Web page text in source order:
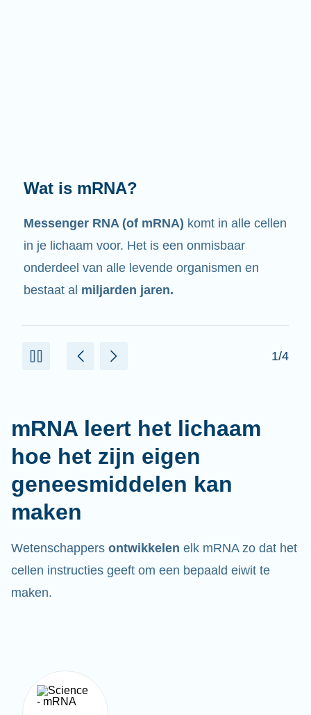
Wat doet het?
Zoals de naam al zegt, is mRNA een
boodschapper.Het heeft een wisselwerking
met andere celonderdelen die helpen om
eiwitten te maken.
2/4
mRNA leert het lichaam
hoe het zijn eigen
geneesmiddelen kan
maken
Wetenschappers ontwikkelen elk mRNA zo dat het
cellen instructies geeft om een bepaald eiwit te
maken.